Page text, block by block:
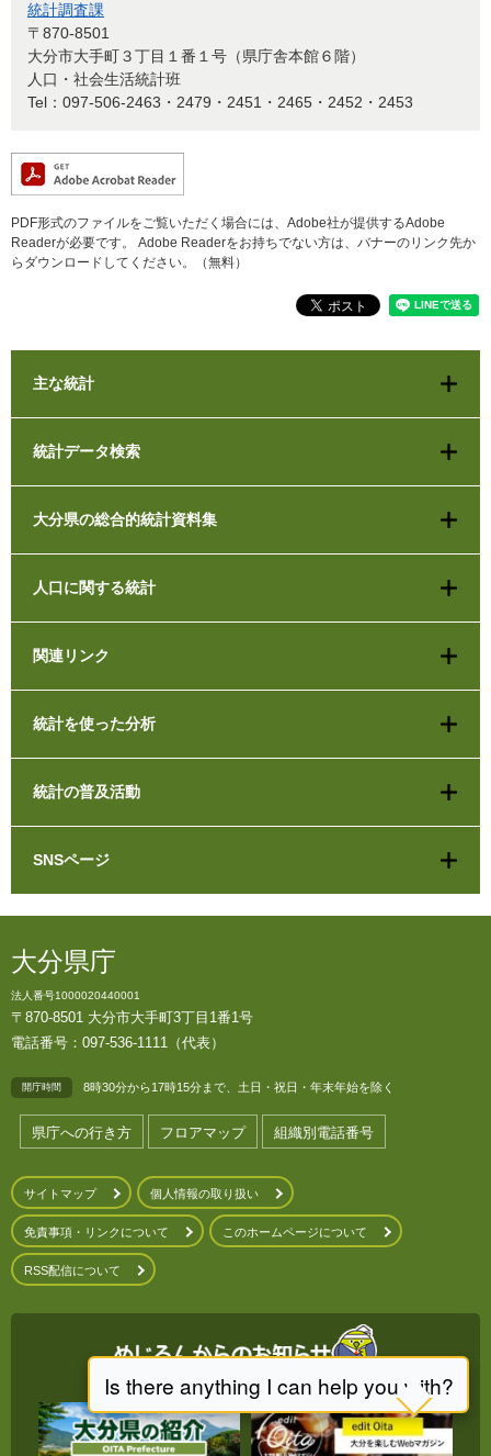
統計調査課
〒870-8501
大分市大手町３丁目１番１号（県庁舎本館６階）
人口・社会生活統計班
Tel：097-506-2463・2479・2451・2465・2452・2453
PDF形式のファイルをご覧いただく場合には、Adobe社が提供するAdobe
Readerが必要です。
Adobe Readerをお持ちでない方は、バナーのリンク先か
らダウンロードしてください。（無料）
主な統計
統計データ検索
大分県の総合的統計資料集
人口に関する統計
関連リンク
統計を使った分析
統計の普及活動
SNSページ
大分県庁
法人番号1000020440001
〒870-8501 大分市大手町3丁目1番1号
電話番号：097-536-1111（代表）
開庁時間 8時30分から17時15分まで、土日・祝日・年末年始を除く
県庁への行き方 フロアマップ 組織別電話番号
サイトマップ 個人情報の取り扱い
免責事項・リンクについて このホームページについて
RSS配信について